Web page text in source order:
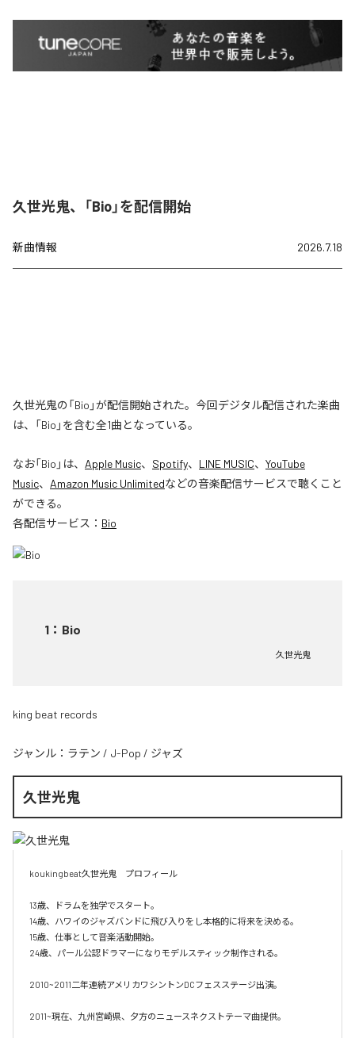
久世光鬼、「Bio」を配信開始
新曲情報 2026.7.18
久世光鬼の「Bio」が配信開始された。今回デジタル配信された楽曲
は、「Bio」を含む全1曲となっている。
なお「Bio 」は、 Apple Music、 Spotify、 LINE MUSIC、 YouTube
Music、 Amazon Music Unlimitedなどの音楽配信サービスで聴くこと
ができる。
各配信サービス： Bio
1 ： Bio
久世光鬼
king beat records
ジャンル： ラテン / J-Pop / ジャズ
久世光鬼
koukingbeat久世光鬼　プロフィール
13歳、ドラムを独学でスタート。
14歳、ハワイのジャズバンドに飛び入りをし本格的に将来を決める。
15歳、仕事として音楽活動開始。
24歳、パール公認ドラマーになりモデルスティック制作される。
2010~2011二年連続アメリカワシントンDCフェスステージ出演。
2011~現在、九州宮崎県、夕方のニュースネクストテーマ曲提供。